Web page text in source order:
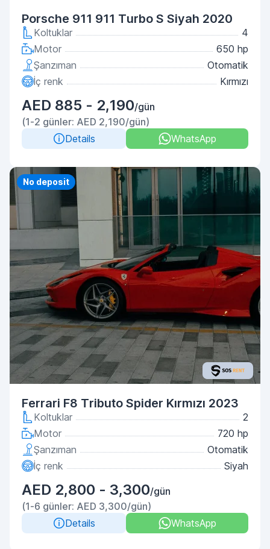
Porsche 911 911 Turbo S Siyah 2020
Koltuklar
4
Motor
650 hp
Şanzıman
Otomatik
İç renk
Kırmızı
AED 885 - 2,190/gün
(1-2 günler: AED 2,190/gün)
Details
WhatsApp
No deposit
Ferrari F8 Tributo Spider Kırmızı 2023
Koltuklar
2
Motor
720 hp
Şanzıman
Otomatik
İç renk
Siyah
AED 2,800 - 3,300/gün
(1-6 günler: AED 3,300/gün)
Details
WhatsApp